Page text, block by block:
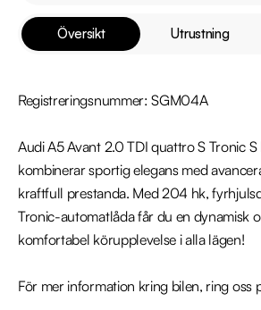
Översikt Utrustning
Registreringsnummer: SGM04A
Audi A5 Avant 2.0 TDI quattro S Tronic S
kombinerar sportig elegans med
kraftfull prestanda. Med 204 hk,
Tronic-automatlåda får du en dynamisk
komfortabel körupplevelse i alla lägen!
För mer information kring bilen, ring